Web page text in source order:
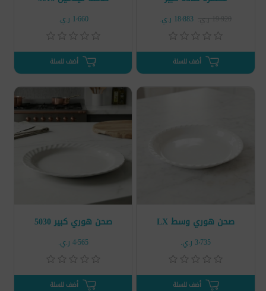
19٬920 ر.ي.‏ 18٬883 ر.ي.‏
أضف للسلة
1٬660 ر.ي.‏
أضف للسلة
صحن هوري وسط LX
3٬735 ر.ي.‏
أضف للسلة
صحن هوري كبير 5030
4٬565 ر.ي.‏
أضف للسلة